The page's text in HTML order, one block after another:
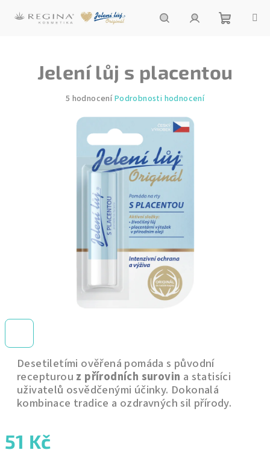
košík
Desetiletími ověřená pomáda s původní
recepturou z přírodních surovin a statisíci
uživatelů osvědčenými účinky. Dokonalá
kombinace tradice a ozdravných sil přírody.
51 Kč
Jelení lůj s placentou
Průměrné
produktu
5 hodnoceníPodrobnosti hodnocení